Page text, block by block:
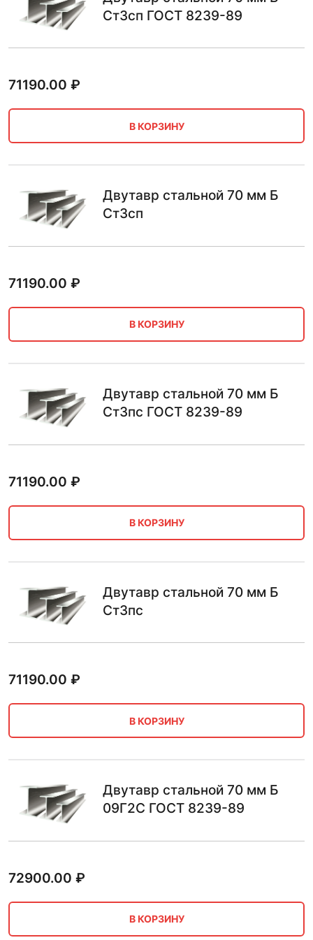
Ст3сп ГОСТ 8239-89
71190.00 ₽
В КОРЗИНУ
Двутавр стальной 70 мм Б
Ст3сп
71190.00 ₽
В КОРЗИНУ
Двутавр стальной 70 мм Б
Ст3пс ГОСТ 8239-89
71190.00 ₽
В КОРЗИНУ
Двутавр стальной 70 мм Б
Ст3пс
71190.00 ₽
В КОРЗИНУ
Двутавр стальной 70 мм Б
09Г2С ГОСТ 8239-89
72900.00 ₽
В КОРЗИНУ